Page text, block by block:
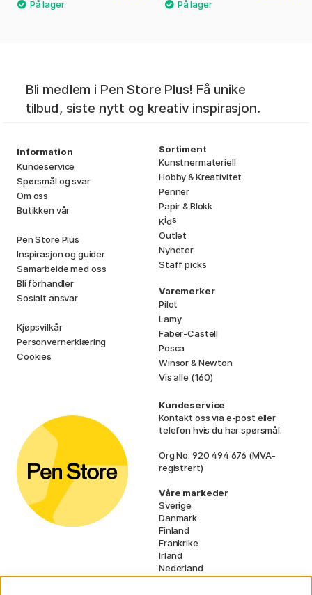
Bli medlem i Pen Store Plus! Få unike
tilbud, siste nytt og kreativ inspirasjon.
Information
Kundeservice
Spørsmål og svar
Om oss
Butikken vår
Pen Store Plus
Inspirasjon og guider
Samarbeide med oss
Bli förhandler
Sosialt ansvar
Kjøpsvilkår
Personvernerklæring
Cookies
Sortiment
Kunstnermateriell
Hobby & Kreativitet
Penner
Papir & Blokk
Kids
Outlet
Nyheter
Staff picks
Varemerker
Pilot
Lamy
Faber-Castell
Posca
Winsor & Newton
Vis alle (160)
Kundeservice
Kontakt ossvia e-post eller
telefon hvis du har spørsmål.
Org No: 920 494 676 (MVA-
registrert)
Våre markeder
Sverige
Danmark
Finland
Frankrike
Irland
Nederland
Tyskland